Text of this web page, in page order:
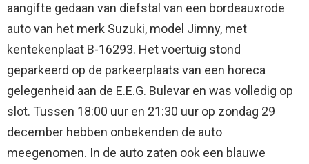
aangifte gedaan van diefstal van een bordeauxrode
auto van het merk Suzuki, model Jimny, met
kentekenplaat B-16293. Het voertuig stond
geparkeerd op de parkeerplaats van een horeca
gelegenheid aan de E.E.G. Bulevar en was volledig op
slot. Tussen 18:00 uur en 21:30 uur op zondag 29
december hebben onbekenden de auto
meegenomen. In de auto zaten ook een blauwe